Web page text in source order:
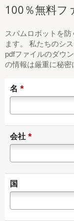
100％無料フ
スパムロボットを
ます。 私たちのシ
pdfファイルのダウ
の情報は厳重に秘密
名 *
会社 *
国